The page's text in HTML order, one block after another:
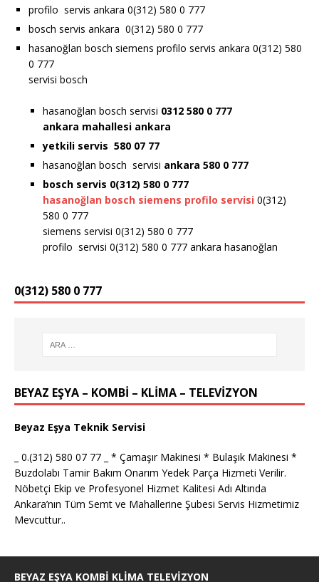
profilo servis ankara 0(312) 580 0 777
bosch servis ankara 0(312) 580 0 777
hasanoğlan bosch siemens profilo servis ankara 0(312) 580
0 777
servisi bosch
hasanoğlan bosch servisi 0312 580 0 777
ankara mahallesi ankara
yetkili servis 580 07 77
hasanoğlan bosch servisi ankara 580 0 777
bosch servis 0(312) 580 0 777
hasanoğlan bosch siemens profilo servisi 0(312)
580 0 777
siemens servisi 0(312) 580 0 777
profilo servisi 0(312) 580 0 777 ankara hasanoğlan
0(312) 580 0 777
BEYAZ EŞYA – KOMBİ – KLİMA – TELEVİZYON
Beyaz Eşya Teknik Servisi
_ 0.(312) 580 07 77 _ * Çamaşır Makinesi * Bulaşık Makinesi *
Buzdolabı Tamir Bakım Onarım Yedek Parça Hizmeti Verilir.
Nöbetçi Ekip ve Profesyonel Hizmet Kalitesi Adı Altında
Ankara’nın Tüm Semt ve Mahallerine Şubesi Servis Hizmetimiz
Mevcuttur..
BEYAZ EŞYA KOMBI KLIMA TELEVIZYON